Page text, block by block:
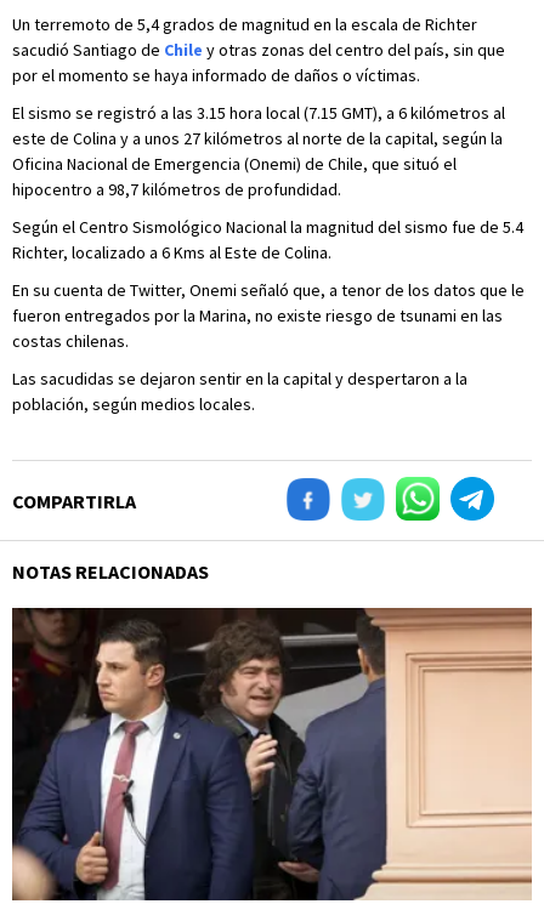
Un terremoto de 5,4 grados de magnitud en la escala de Richter
sacudió Santiago de Chile y otras zonas del centro del país, sin que
por el momento se haya informado de daños o víctimas.
El sismo se registró a las 3.15 hora local (7.15 GMT), a 6 kilómetros al
este de Colina y a unos 27 kilómetros al norte de la capital, según la
Oficina Nacional de Emergencia (Onemi) de Chile, que situó el
hipocentro a 98,7 kilómetros de profundidad.
Según el Centro Sismológico Nacional la magnitud del sismo fue de 5.4
Richter, localizado a 6 Kms al Este de Colina.
En su cuenta de Twitter, Onemi señaló que, a tenor de los datos que le
fueron entregados por la Marina, no existe riesgo de tsunami en las
costas chilenas.
Las sacudidas se dejaron sentir en la capital y despertaron a la
población, según medios locales.
COMPARTIRLA
NOTAS RELACIONADAS